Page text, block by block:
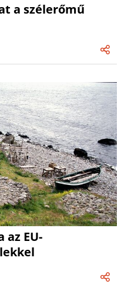
a szélerőmű
EU-